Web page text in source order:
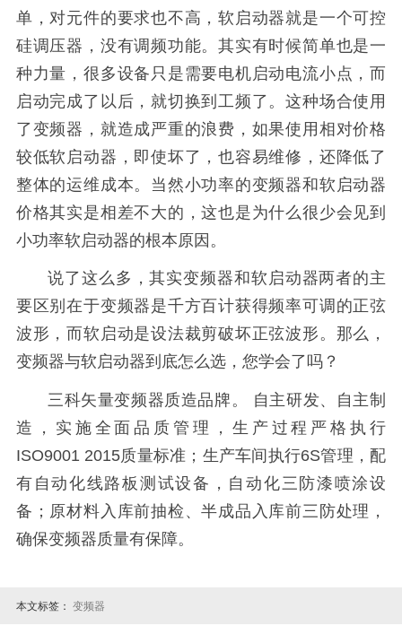
单，对元件的要求也不高，软启动器就是一个可控
硅调压器，没有调频功能。其实有时候简单也是一
种力量，很多设备只是需要电机启动电流小点，而
启动完成了以后，就切换到工频了。这种场合使用
了变频器，就造成严重的浪费，如果使用相对价格
较低软启动器，即使坏了，也容易维修，还降低了
整体的运维成本。当然小功率的变频器和软启动器
价格其实是相差不大的，这也是为什么很少会见到
小功率软启动器的根本原因。
说了这么多，其实变频器和软启动器两者的主
要区别在于变频器是千方百计获得频率可调的正弦
波形，而软启动是设法裁剪破坏正弦波形。那么，
变频器与软启动器到底怎么选，您学会了吗？
三科矢量变频器质造品牌。 自主研发、自主制
造，实施全面品质管理，生产过程严格执行
ISO9001 2015质量标准；生产车间执行6S管理，配
有自动化线路板测试设备，自动化三防漆喷涂设
备；原材料入库前抽检、半成品入库前三防处理，
确保变频器质量有保障。
本文标签： 变频器